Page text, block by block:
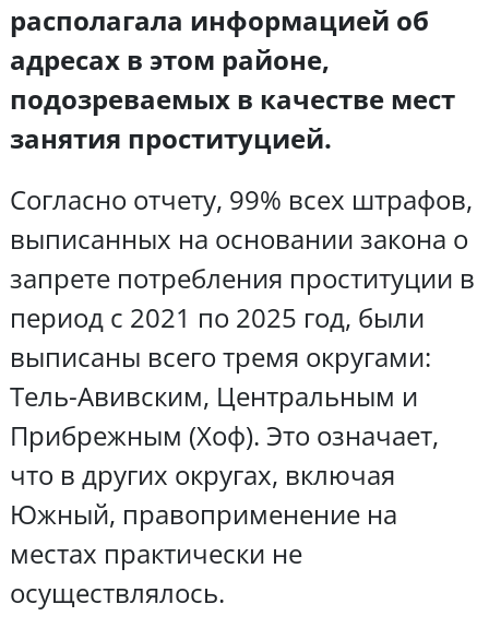
располагала информацией об
адресах в этом районе,
подозреваемых в качестве мест
занятия проституцией.
Согласно отчету, 99% всех штрафов,
выписанных на основании закона о
запрете потребления проституции в
период с 2021 по 2025 год, были
выписаны всего тремя округами:
Тель-Авивским, Центральным и
Прибрежным (Хоф). Это означает,
что в других округах, включая
Южный, правоприменение на
местах практически не
осуществлялось.